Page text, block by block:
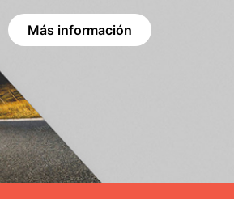
Más información